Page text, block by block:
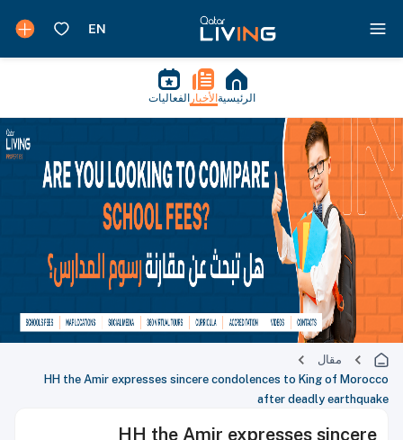
الرئيسية الأخبار الفعاليات
مقال
HH the Amir expresses sincere condolences to King of Morocco
after deadly earthquake
HH the Amir expresses sincere